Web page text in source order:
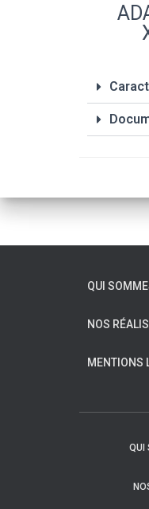
QUI
NOS
MENTIONS
QUI